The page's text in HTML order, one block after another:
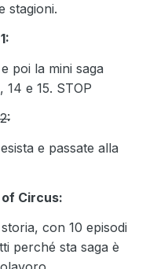
stagioni.
poi la mini saga
14 e 15. STOP
e passate alla
of Circus:
con 10 episodi
perché sta saga è